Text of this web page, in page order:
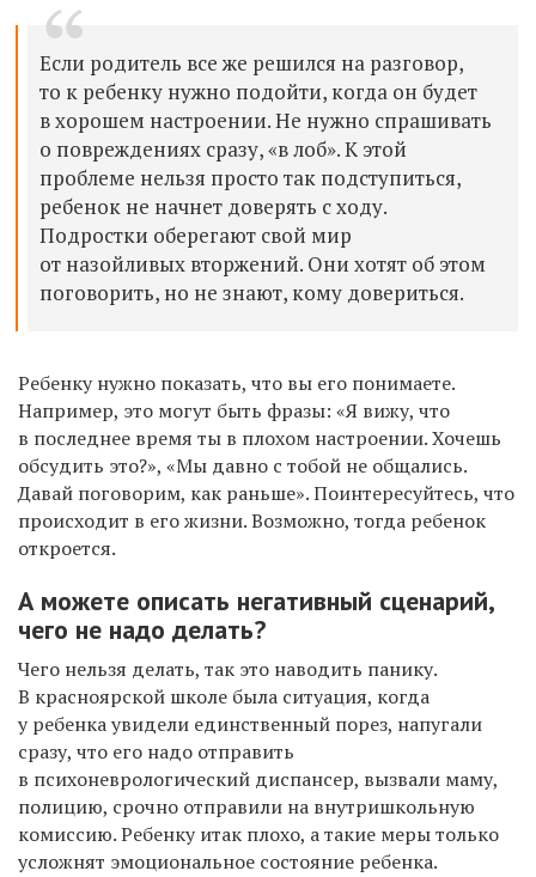
Если родитель все же решился на разговор,
то к ребенку нужно подойти, когда он будет
в хорошем настроении. Не нужно спрашивать
о повреждениях сразу, «в лоб». К этой
проблеме нельзя просто так подступиться,
ребенок не начнет доверять с ходу.
Подростки оберегают свой мир
от назойливых вторжений. Они хотят об этом
поговорить, но не знают, кому довериться.
Ребенку нужно показать, что вы его понимаете.
Например, это могут быть фразы: «Я вижу, что
в последнее время ты в плохом настроении. Хочешь
обсудить это?», «Мы давно с тобой не общались.
Давай поговорим, как раньше». Поинтересуйтесь, что
происходит в его жизни. Возможно, тогда ребенок
откроется.
А можете описать негативный сценарий,
чего не надо делать?
Чего нельзя делать, так это наводить панику.
В красноярской школе была ситуация, когда
у ребенка увидели единственный порез, напугали
сразу, что его надо отправить
в психоневрологический диспансер, вызвали маму,
полицию, срочно отправили на внутришкольную
комиссию. Ребенку итак плохо, а такие меры только
усложнят эмоциональное состояние ребенка.